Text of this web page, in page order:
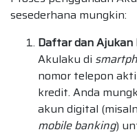
sesederhana mungkin:
Daftar dan
Akulaku di
nomor telepon
kredit. Anda
akun digital
mobile banking)